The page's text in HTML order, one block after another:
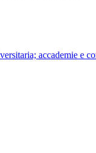
accademie e